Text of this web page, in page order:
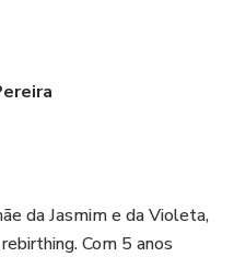
da Jasmim e da Violeta,
Com 5 anos